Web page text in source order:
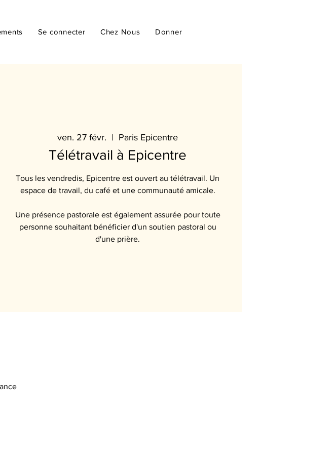
Se connecter Chez Nous Donner
ven. 27 févr.
  |
Paris Epicentre
Télétravail à Epicentre
Tous les vendredis, Epicentre est ouvert au télétravail. Un
espace de travail, du café et une communauté amicale.
Une présence pastorale est également assurée pour toute
personne souhaitant bénéficier d'un soutien pastoral ou